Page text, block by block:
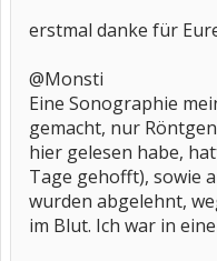
erstmal danke für
@Monsti
Eine Sonographie
gemacht, nur
hier gelesen habe,
Tage gehofft), sowie
wurden abgelehnt,
im Blut. Ich war in